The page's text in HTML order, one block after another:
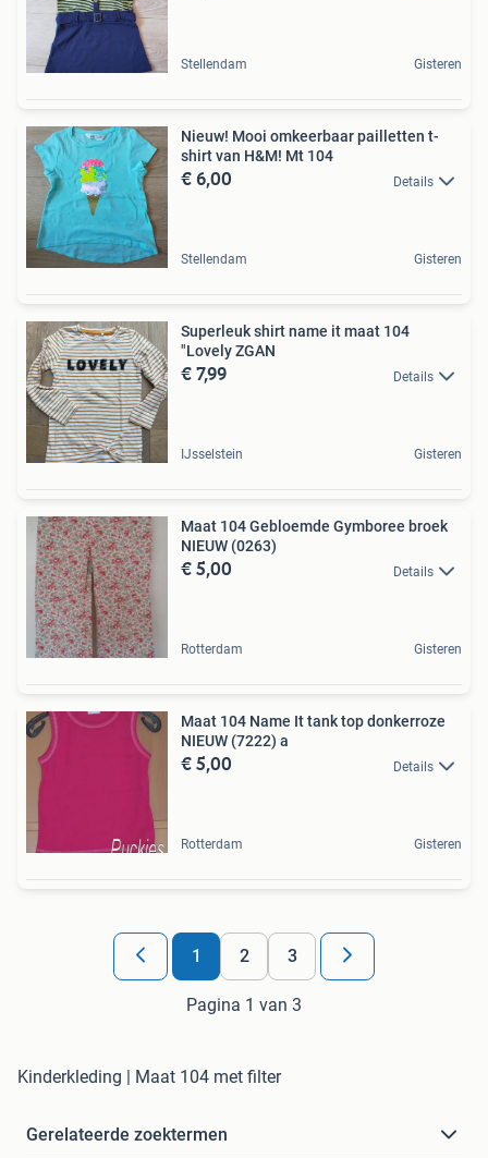
Stellendam Gisteren
Nieuw! Mooi omkeerbaar pailletten t-
shirt van H&M! Mt 104
€ 6,00 Details
Stellendam Gisteren
Superleuk shirt name it maat 104
"Lovely ZGAN
€ 7,99 Details
IJsselstein Gisteren
Maat 104 Gebloemde Gymboree broek
NIEUW (0263)
€ 5,00 Details
Rotterdam Gisteren
Maat 104 Name It tank top donkerroze
NIEUW (7222) a
€ 5,00 Details
Rotterdam Gisteren
1 2 3
Pagina 1 van 3
Kinderkleding | Maat 104 met filter
Gerelateerde zoektermen